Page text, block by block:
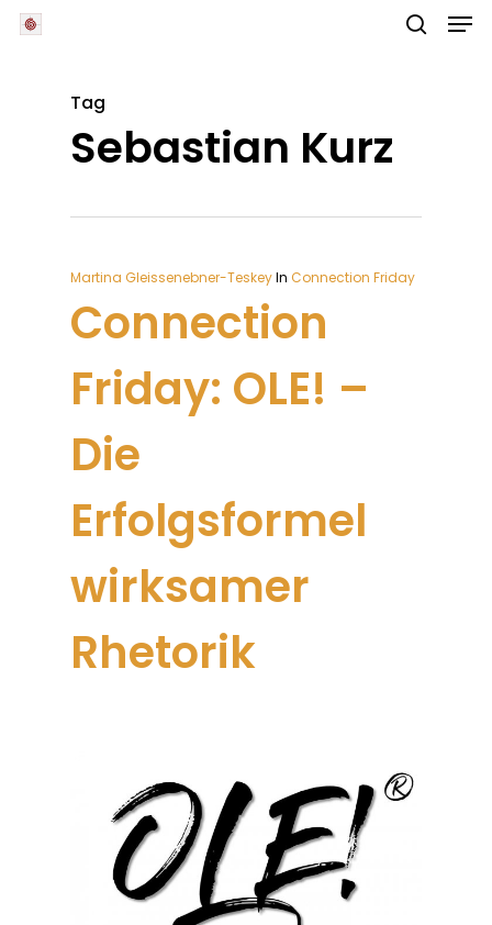
Skip
Tag
Sebastian Kurz
Martina Gleissenebner-TeskeyIn Connection Friday
Connection
Friday: OLE! –
Die
Erfolgsformel
wirksamer
Rhetorik